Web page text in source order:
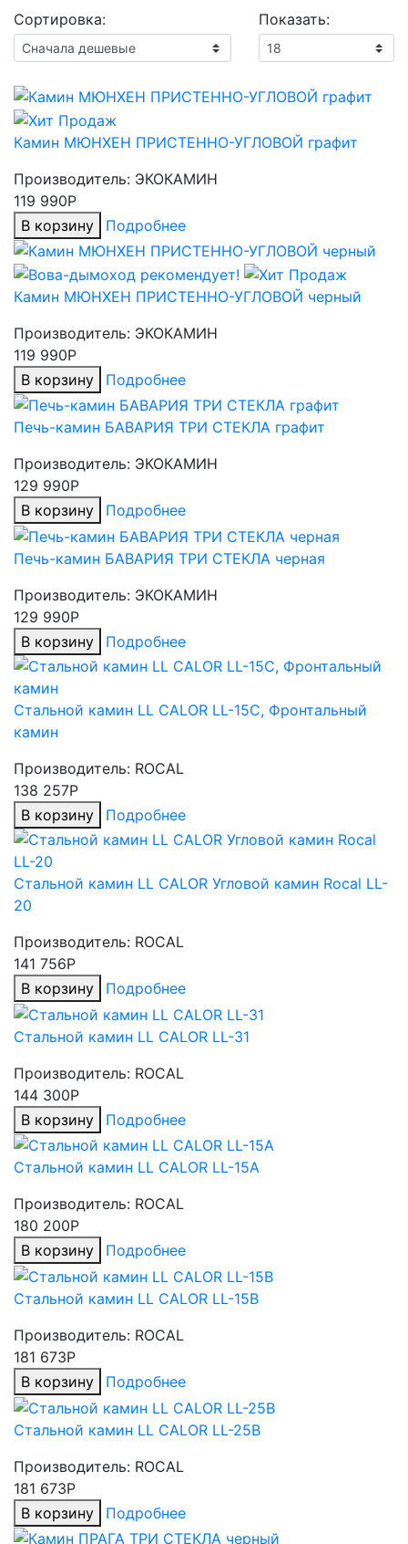
Сортировка: Показать:
Камин МЮНХЕН ПРИСТЕННО-УГЛОВОЙ графит
Производитель: ЭКОКАМИН
119 990Р
В корзину
Подробнее
Камин МЮНХЕН ПРИСТЕННО-УГЛОВОЙ черный
Производитель: ЭКОКАМИН
119 990Р
В корзину
Подробнее
Печь-камин БАВАРИЯ ТРИ СТЕКЛА графит
Производитель: ЭКОКАМИН
129 990Р
В корзину
Подробнее
Печь-камин БАВАРИЯ ТРИ СТЕКЛА черная
Производитель: ЭКОКАМИН
129 990Р
В корзину
Подробнее
Стальной камин LL CALOR LL-15C, Фронтальный
камин
Производитель: ROCAL
138 257Р
В корзину
Подробнее
Стальной камин LL CALOR Угловой камин Rocal LL-
20
Производитель: ROCAL
141 756Р
В корзину
Подробнее
Стальной камин LL CALOR LL-31
Производитель: ROCAL
144 300Р
В корзину
Подробнее
Стальной камин LL CALOR LL-15A
Производитель: ROCAL
180 200Р
В корзину
Подробнее
Стальной камин LL CALOR LL-15B
Производитель: ROCAL
181 673Р
В корзину
Подробнее
Стальной камин LL CALOR LL-25B
Производитель: ROCAL
181 673Р
В корзину
Подробнее